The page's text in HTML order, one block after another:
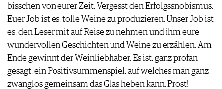
bisschen von eurer Zeit. Vergesst den Erfolgssnobismus.
Euer Job ist es, tolle Weine zu produzieren. Unser Job ist
es, den Leser mit auf Reise zu nehmen und ihm eure
wundervollen Geschichten und Weine zu erzählen. Am
Ende gewinnt der Weinliebhaber. Es ist, ganz profan
gesagt, ein Positivsummenspiel, auf welches man ganz
zwanglos gemeinsam das Glas heben kann. Prost!